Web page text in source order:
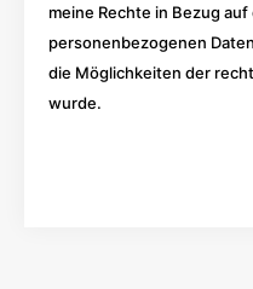
meine Rechte in Bezug
personenbezogenen
die Möglichkeiten der
wurde.